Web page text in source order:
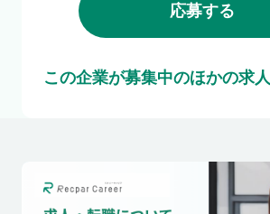
応募する
この企業が募集中のほかの求人